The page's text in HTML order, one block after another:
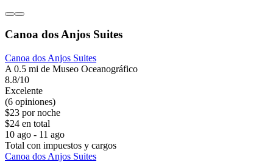
Canoa dos Anjos Suites
Canoa dos Anjos Suites
A 0.5 mi de Museo Oceanográfico
8.8/10
Excelente
(6 opiniones)
$23 por noche
$24 en total
10 ago - 11 ago
Total con impuestos y cargos
Canoa dos Anjos Suites